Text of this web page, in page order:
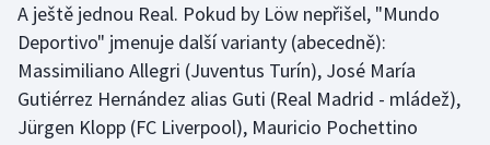
A ještě jednou Real. Pokud by Löw nepřišel, "Mundo
Deportivo" jmenuje další varianty (abecedně):
Massimiliano Allegri (Juventus Turín), José María
Gutiérrez Hernández alias Guti (Real Madrid - mládež),
Jürgen Klopp (FC Liverpool), Mauricio Pochettino